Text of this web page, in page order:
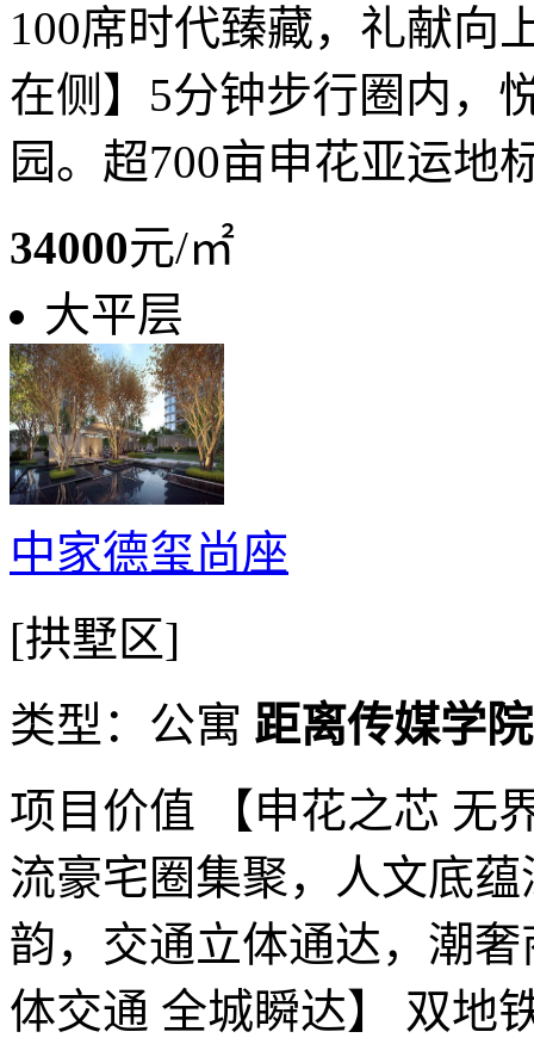
100席时代臻藏，礼献向
在侧】5分钟步行圈内
园。超700亩申花亚运地
34000元/㎡
大平层
中家德玺尚座
[拱墅区]
类型：公寓 距离传媒学
项目价值 【申花之芯 无
流豪宅圈集聚，人文底
韵，交通立体通达，潮
体交通 全城瞬达】 双地